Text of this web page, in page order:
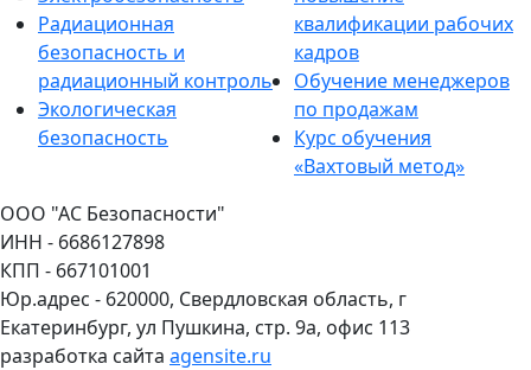
Радиационная
безопасность и
радиационный контроль
Экологическая
безопасность
квалификации рабочих
кадров
Обучение менеджеров
по продажам
Курс обучения
«Вахтовый метод»
ООО "АС Безопасности"
ИНН - 6686127898
КПП - 667101001
Юр.адрес - 620000, Свердловская область, г
Екатеринбург, ул Пушкина, стр. 9а, офис 113
разработка сайта agensite.ru